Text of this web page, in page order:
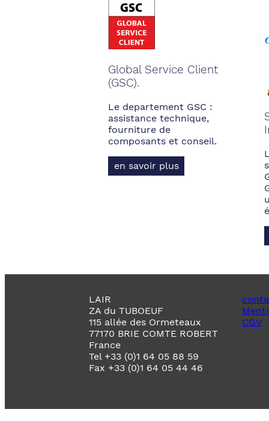
Global Service Client
(GSC).
Le departement GSC :
assistance technique,
fourniture de
composants et conseil.
en savoir plus
LAIR
ZA du TUBOEUF
115 allée des Ormeteaux
77170 BRIE COMTE ROBERT
France
Tel +33 (0)1 64 05 88 59
Fax +33 (0)1 64 05 44 46
CGV